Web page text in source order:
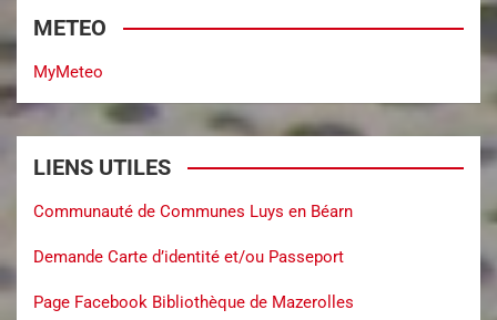
METEO
MyMeteo
LIENS UTILES
Communauté de Communes Luys en Béarn
Demande Carte d’identité et/ou Passeport
Page Facebook Bibliothèque de Mazerolles